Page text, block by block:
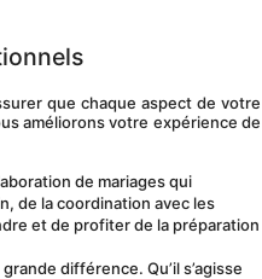
que chaque aspect de votre
améliorons votre expérience de
de mariages qui
de la coordination avec les
et de profiter de la préparation
différence. Qu’il s’agisse